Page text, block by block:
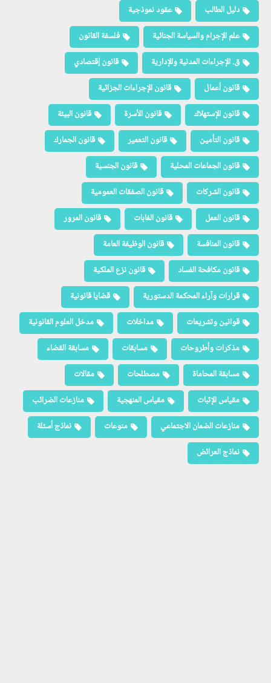
دليل الطالب
عقود نموذجية
علم الإجرام والسياسة الجنائية
فلسفة القانون
ق. الإجراءات المدنية والإدارية
قانون إقتصادي
قانون أعمال
قانون الإجراءات الجزائية
قانون الإستهلاك
قانون الأسرة
قانون البيئة
قانون التأمين
قانون التعمير
قانون الجمارك
قانون الجماعات المحلية
قانون الجنسية
قانون الشركات
قانون الصفقات العمومية
قانون العمل
قانون الغابات
قانون المرور
قانون المنافسة
قانون الوظيفة العامة
قانون مكافحة الفساد
قانون نزع الملكية
قرارات وآراء المحكمة الدستورية
قضايا قانونية
قوانين وتشريعات
مداخلات
مدخل العلوم القانونية
مذكرات وأطروحات
مسابقات
مسابقة القضاء
مسابقة المحاماة
مصطلحات
مقالات
مقياس الإثبات
مقياس المنهجية
منازعات الضرائب
منازعات الضمان الاجتماعي
منوعات
نماذج أسئلة
نماذج العرائض